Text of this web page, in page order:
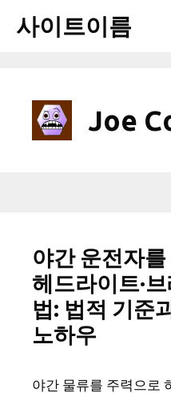
사이트이름
Joe
야간 운전자
헤드라이트·
법: 법적 기준
노하우
야간 물류를 주력으로